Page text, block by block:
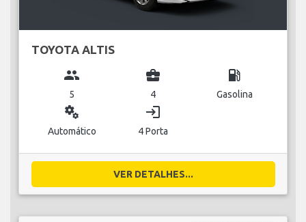
TOYOTA ALTIS
group
5
business_center
4
local_gas_station
Gasolina
miscellaneous_services
Automático
login
4 Porta
VER DETALHES...